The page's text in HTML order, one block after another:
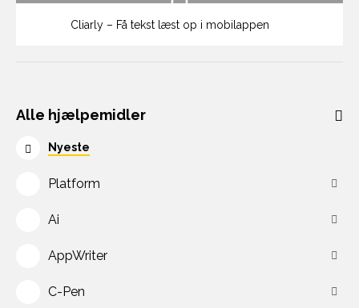
Cliarly – Få tekst læst op i mobilappen
Alle hjælpemidler
Nyeste
Platform
Ai
AppWriter
C-Pen